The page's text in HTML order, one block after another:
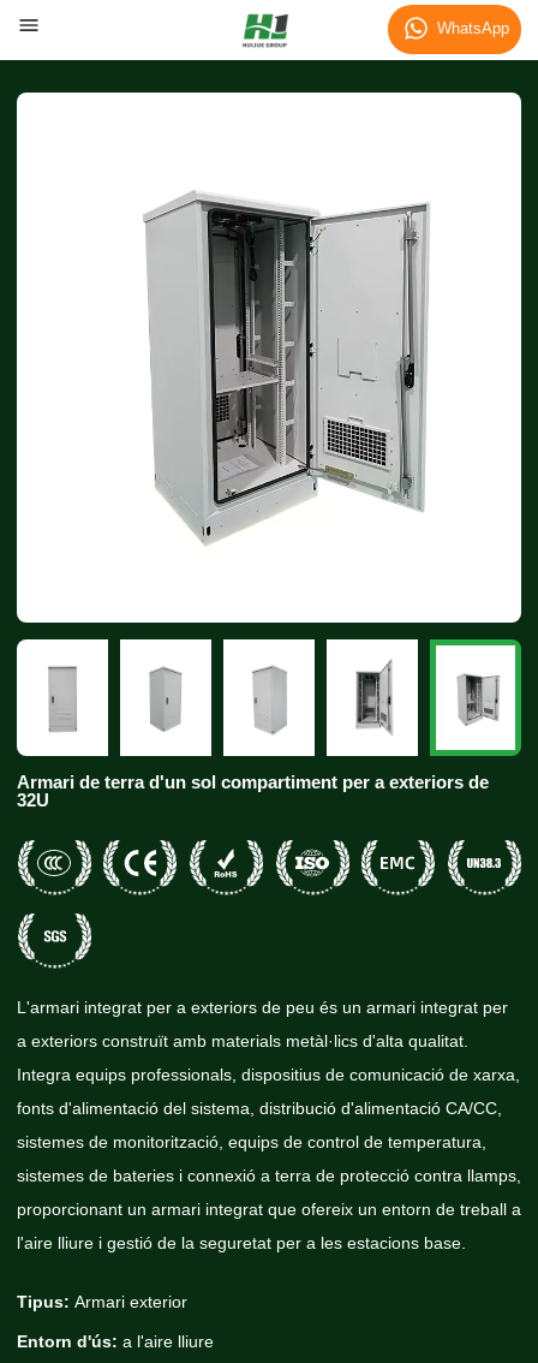
WhatsApp
Armari de terra d'un sol compartiment per a exteriors de
32U
L'armari integrat per a exteriors de peu és un armari integrat per
a exteriors construït amb materials metàl·lics d'alta qualitat.
Integra equips professionals, dispositius de comunicació de xarxa,
fonts d'alimentació del sistema, distribució d'alimentació CA/CC,
sistemes de monitorització, equips de control de temperatura,
sistemes de bateries i connexió a terra de protecció contra llamps,
proporcionant un armari integrat que ofereix un entorn de treball a
l'aire lliure i gestió de la seguretat per a les estacions base.
Tipus: Armari exterior
Entorn d'ús: a l'aire lliure